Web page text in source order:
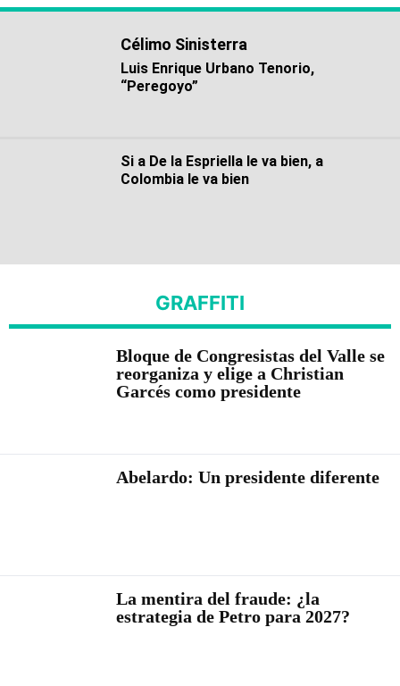
Célimo Sinisterra
Luis Enrique Urbano Tenorio,
“Peregoyo”
Si a De la Espriella le va bien, a
Colombia le va bien
GRAFFITI
Bloque de Congresistas del Valle se
reorganiza y elige a Christian
Garcés como presidente
Abelardo: Un presidente diferente
La mentira del fraude: ¿la
estrategia de Petro para 2027?